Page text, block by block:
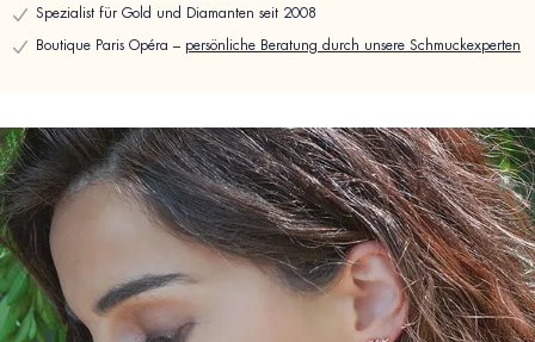
Spezialist für Gold und Diamanten seit 2008
Boutique Paris Opéra – persönliche Beratung durch unsere Schmuckexperten